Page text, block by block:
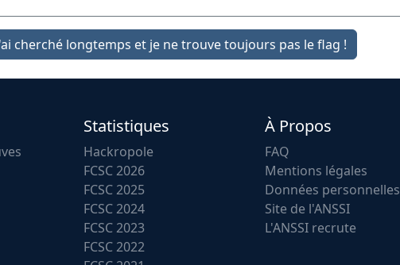
cherché longtemps et je ne trouve toujours pas le flag !
Statistiques
Hackropole
FCSC 2026
FCSC 2025
FCSC 2024
FCSC 2023
FCSC 2022
À Propos
FAQ
Mentions légales
Données personnelles
Site de l'ANSSI
L'ANSSI recrute